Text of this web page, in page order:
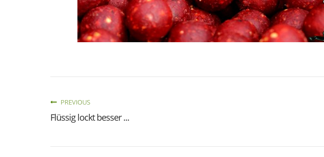
PREVIOUS
Flüssig lockt besser ...